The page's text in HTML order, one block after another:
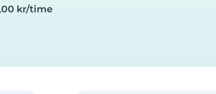
kr/time